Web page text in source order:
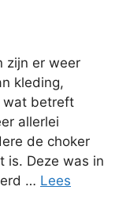
zijn er weer
kleding,
wat betreft
allerlei
de choker
is. Deze was in
… Lees